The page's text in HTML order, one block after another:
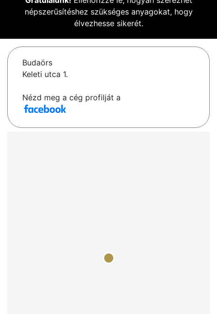
népszerűsítéshez szükséges anyagokat, hogy
élvezhesse sikerét.
Budaörs
Keleti utca 1.
Nézd meg a cég profilját a